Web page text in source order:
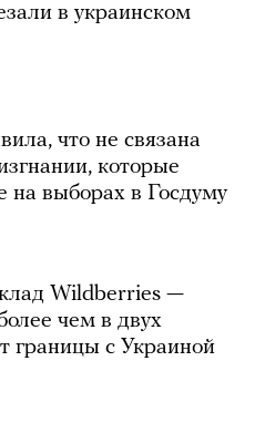
в украинском
что не связана
которые
на выборах в Госдуму
Wildberries —
чем в двух
границы с Украиной